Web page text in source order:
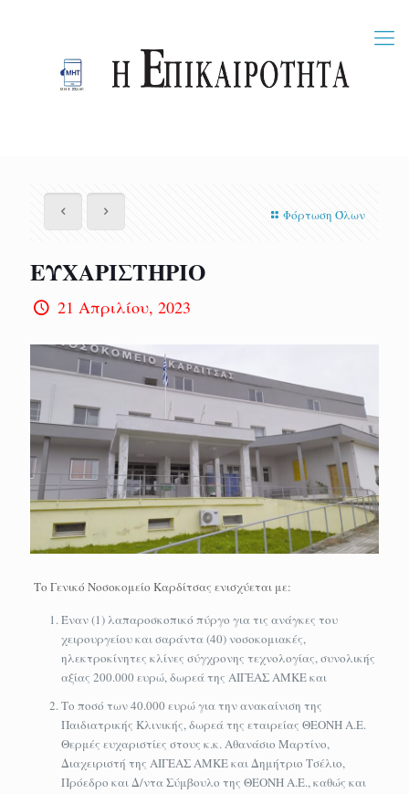
Φόρτωση Όλων
ΕΥΧΑΡΙΣΤΗΡΙΟ
21 Απριλίου, 2023
Το Γενικό Νοσοκομείο Καρδίτσας ενισχύεται με:
Έναν (1) λαπαροσκοπικό πύργο για τις ανάγκες του
χειρουργείου και σαράντα (40) νοσοκομιακές,
ηλεκτροκίνητες κλίνες σύγχρονης τεχνολογίας, συνολικής
αξίας 200.000 ευρώ, δωρεά της ΑΙΓΕΑΣ ΑΜΚΕ και
Το ποσό των 40.000 ευρώ για την ανακαίνιση της
Παιδιατρικής Κλινικής, δωρεά της εταιρείας ΘΕΟΝΗ Α.Ε.
Θερμές ευχαριστίες στους κ.κ. Αθανάσιο Μαρτίνο,
Διαχειριστή της ΑΙΓΕΑΣ ΑΜΚΕ και Δημήτριο Τσέλιο,
Πρόεδρο και Δ/ντα Σύμβουλο της ΘΕΟΝΗ Α.Ε., καθώς και